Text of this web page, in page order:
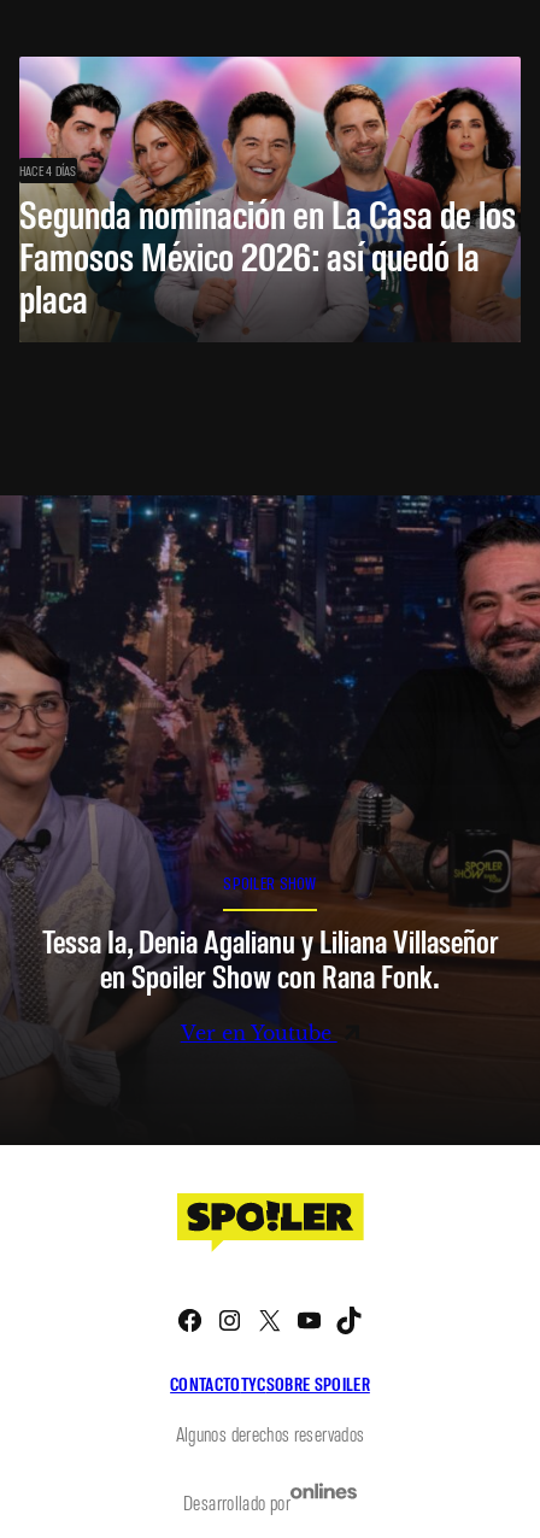
HACE 4 DÍAS
Segunda nominación en La Casa de los
Famosos México 2026: así quedó la
placa
SPOILER SHOW
Tessa Ia, Denia Agalianu y Liliana Villaseñor
en Spoiler Show con Rana Fonk.
Ver en Youtube
CONTACTOTYCSOBRE SPOILER
Facebook
Instagram
X YouTube
Algunos derechos reservados
Desarrollado por